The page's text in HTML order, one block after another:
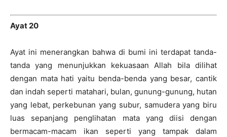
Ayat 20
Ayat ini menerangkan bahwa di bumi ini terdapat tanda-
tanda yang menunjukkan kekuasaan Allah bila dilihat
dengan mata hati yaitu benda-benda yang besar, cantik
dan indah seperti matahari, bulan, gunung-gunung, hutan
yang lebat, perkebunan yang subur, samudera yang biru
luas sepanjang penglihatan mata yang diisi dengan
bermacam-macam ikan seperti yang tampak dalam